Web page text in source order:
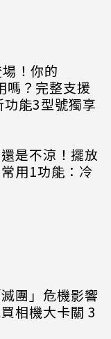
！你的
？完整支援
能3型號獨享
是不涼！擺放
用1功能：冷
團」危機影響
相機大卡關 3